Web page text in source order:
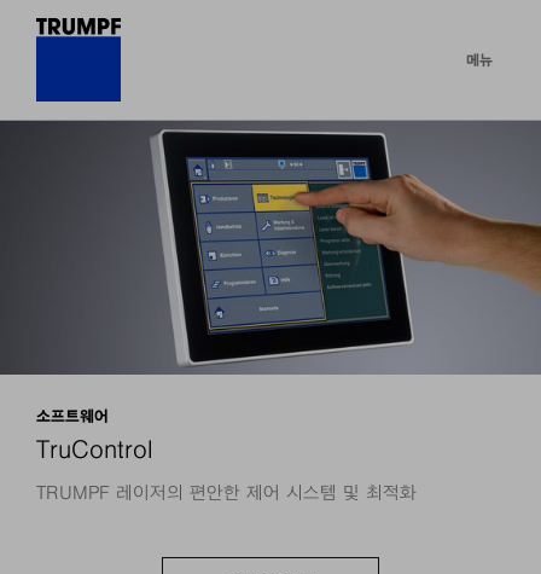
메뉴
소프트웨어
TruControl
TRUMPF 레이저의 편안한 제어 시스템 및 최적화